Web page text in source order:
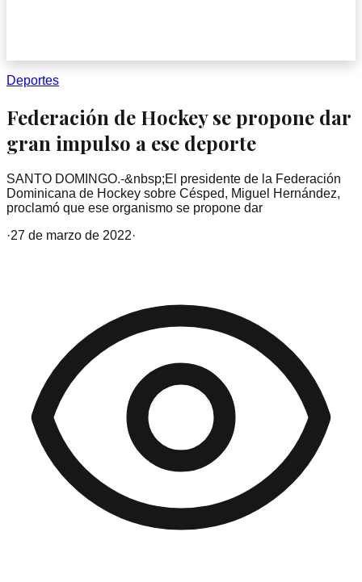
Deportes
Federación de Hockey se propone dar
gran impulso a ese deporte
SANTO DOMINGO.-&nbsp;El presidente de la Federación
Dominicana de Hockey sobre Césped, Miguel Hernández,
proclamó que ese organismo se propone dar
·27 de marzo de 2022·